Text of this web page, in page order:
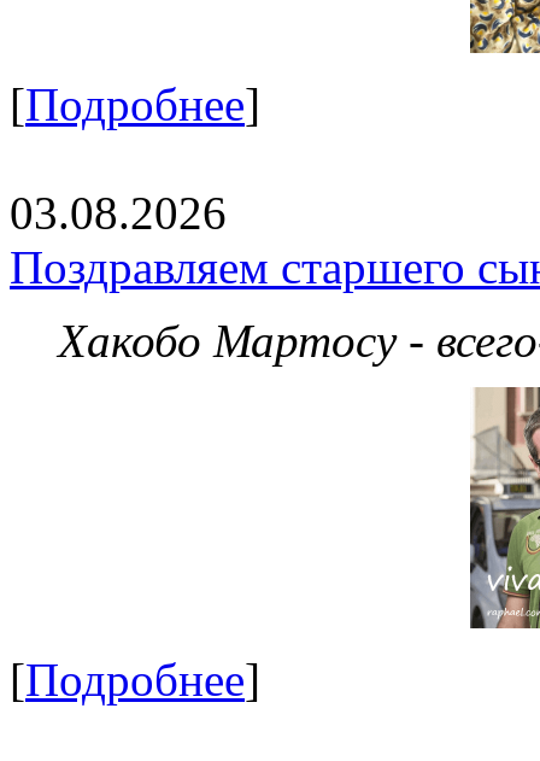
[Подробнее]
03.08.2026
Поздравляем старшего
Хакобо Мартосу -
[Подробнее]